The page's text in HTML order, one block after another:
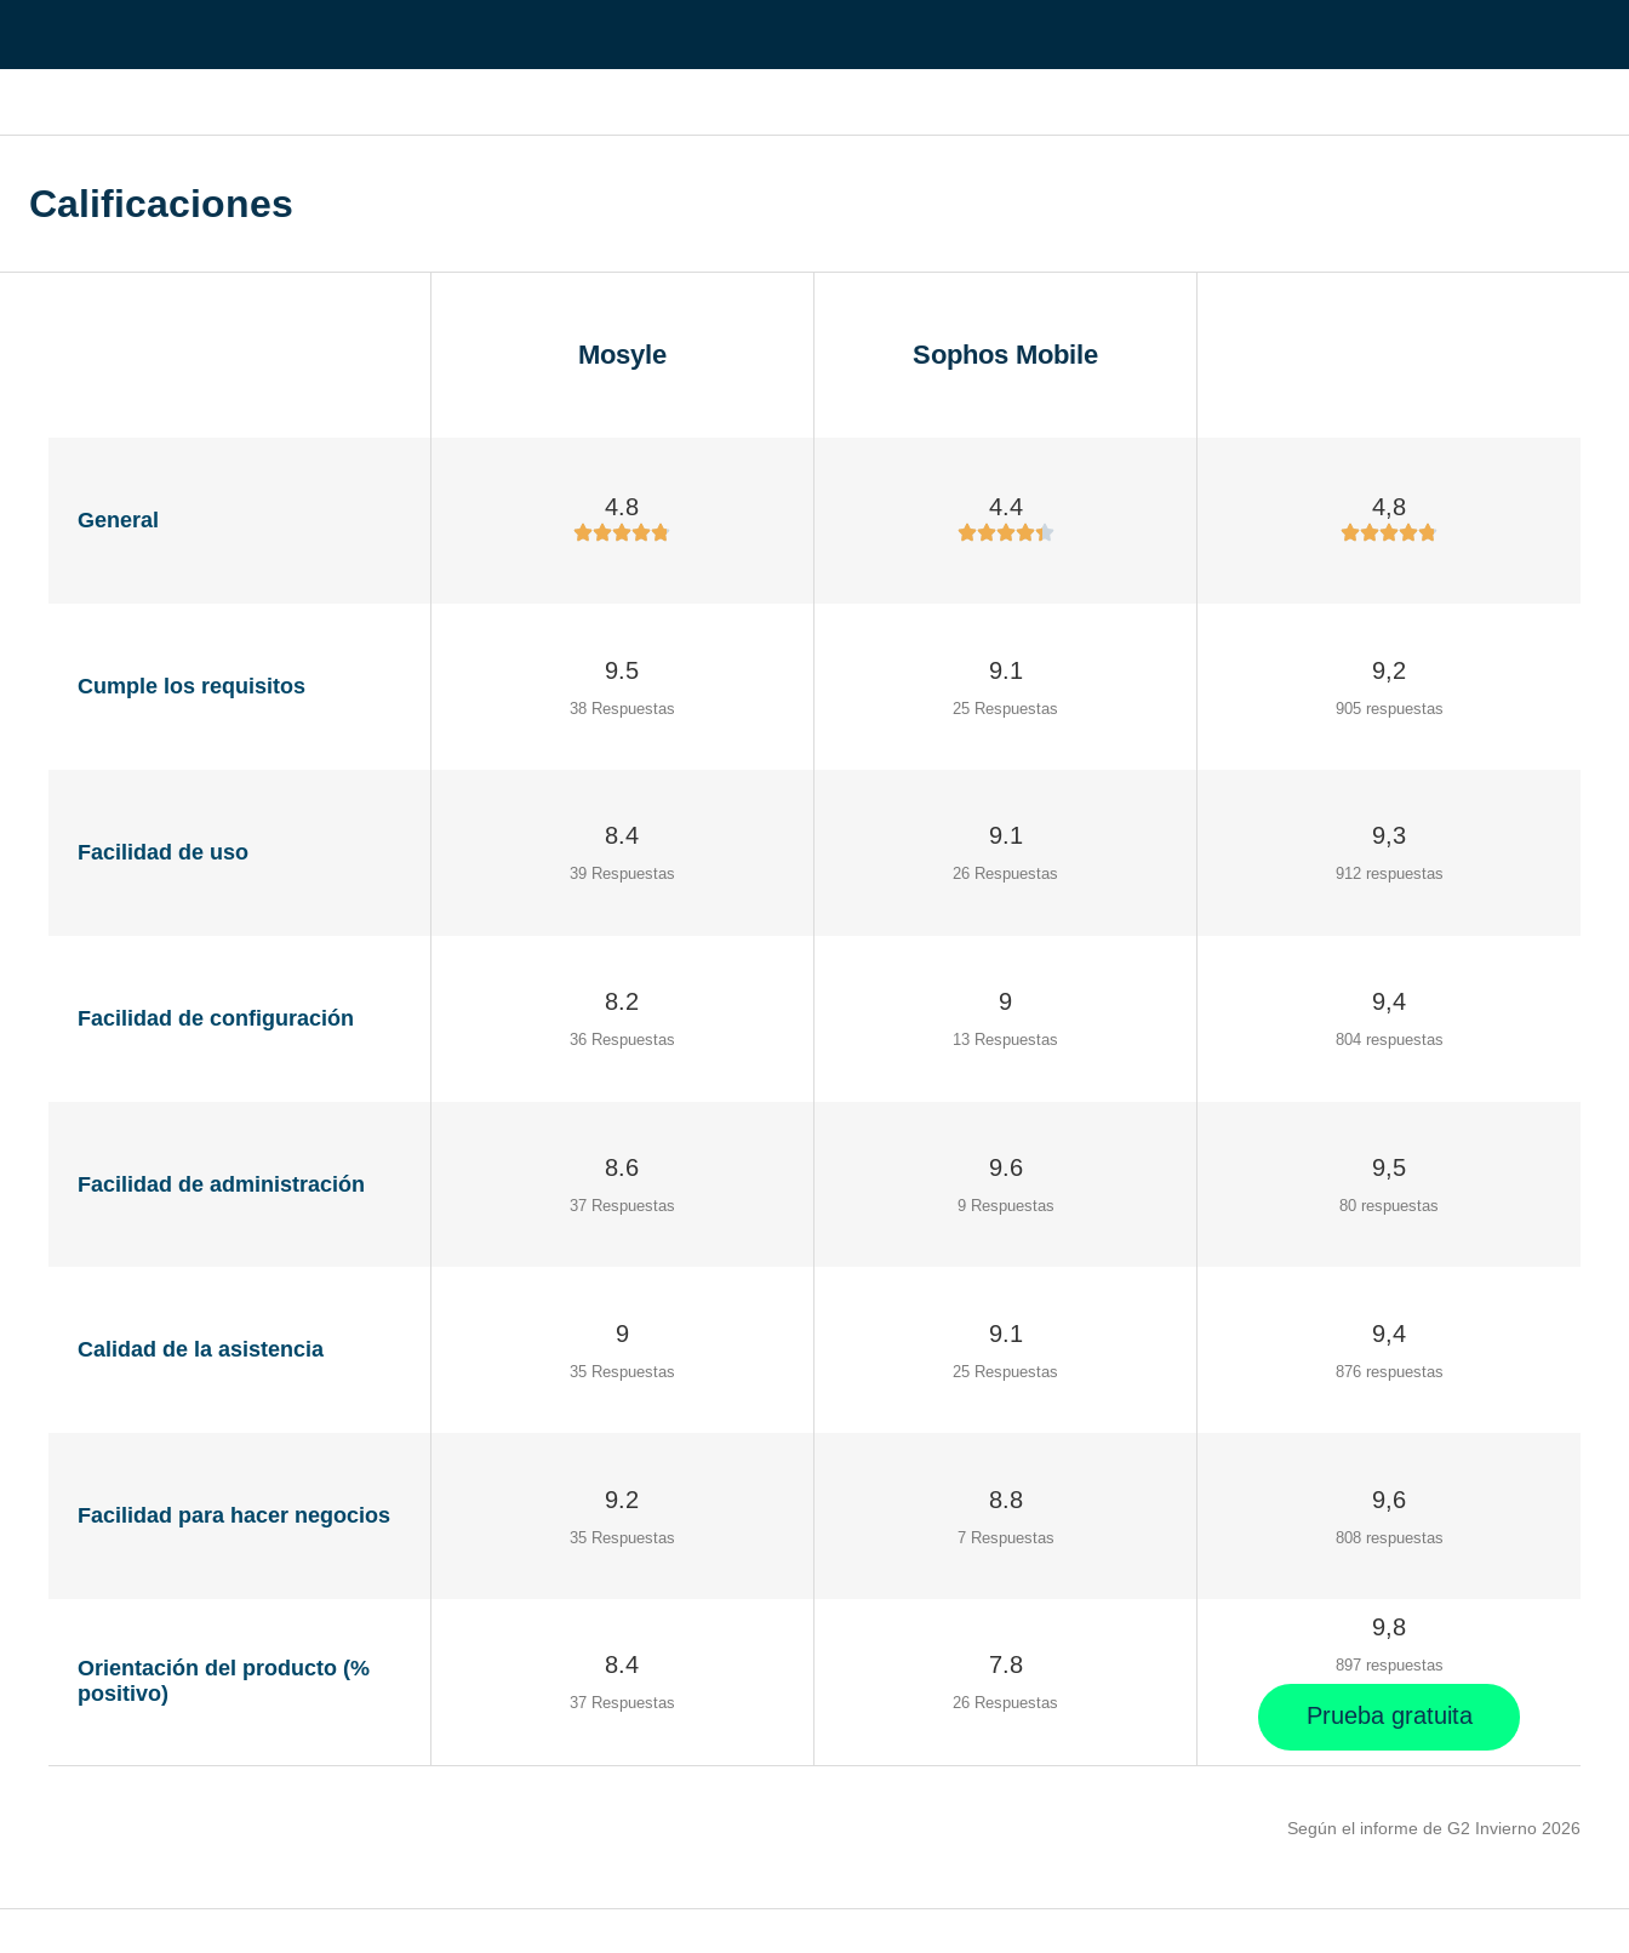
Calificaciones
Mosyle Sophos Mobile
General
4.8 4.4 4,8
Cumple los requisitos
9.5
38 Respuestas
9.1
25 Respuestas
9,2
905 respuestas
Facilidad de uso
8.4
39 Respuestas
9.1
26 Respuestas
9,3
912 respuestas
Facilidad de configuración
8.2
36 Respuestas
9
13 Respuestas
9,4
804 respuestas
Facilidad de administración
8.6
37 Respuestas
9.6
9 Respuestas
9,5
80 respuestas
Calidad de la asistencia
9
35 Respuestas
9.1
25 Respuestas
9,4
876 respuestas
Facilidad para hacer negocios
9.2
35 Respuestas
8.8
7 Respuestas
9,6
808 respuestas
Orientación del producto (%
positivo)
8.4
37 Respuestas
7.8
26 Respuestas
9,8
897 respuestas
Prueba gratuita
Según el informe de G2 Invierno 2026